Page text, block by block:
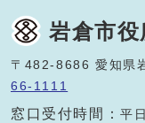
岩倉市役
〒482-8686 愛知県
66-1111
窓口受付時間：平